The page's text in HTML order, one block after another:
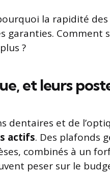
la rapidité
garanties. Comment
?
et leurs
dentaires et de
actifs. Des plafonds
combinés à un
peser sur le